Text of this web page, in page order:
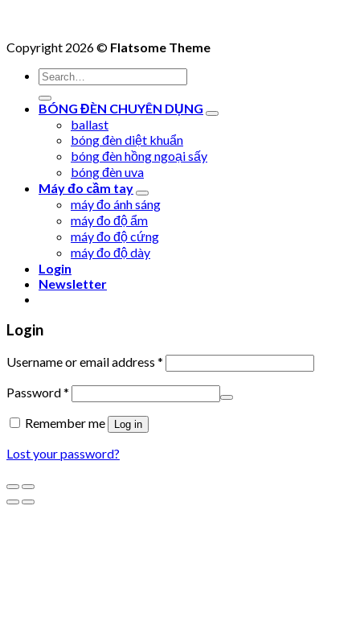
Copyright 2026 © Flatsome Theme
Search
for:
BÓNG ĐÈN CHUYÊN DỤNG
ballast
bóng đèn diệt khuẩn
bóng đèn hồng ngoại sấy
bóng đèn uva
Máy đo cầm tay
máy đo ánh sáng
máy đo độ ẩm
máy đo độ cứng
máy đo độ dày
Login
Newsletter
Login
Username or email address *
Password*
Remember me
Log in
Lost your password?